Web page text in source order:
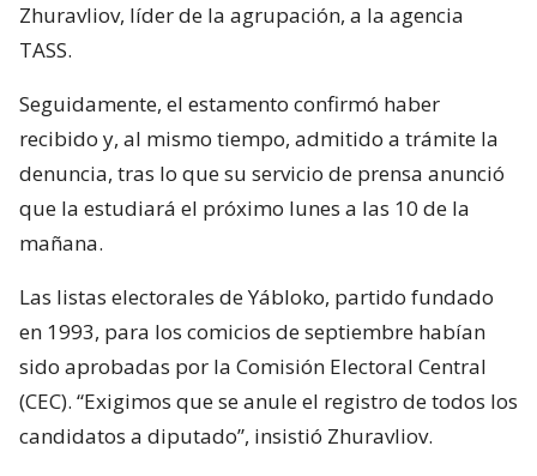
Zhuravliov, líder de la agrupación, a la agencia
TASS.
Seguidamente, el estamento confirmó haber
recibido y, al mismo tiempo, admitido a trámite la
denuncia, tras lo que su servicio de prensa anunció
que la estudiará el próximo lunes a las 10 de la
mañana.
Las listas electorales de Yábloko, partido fundado
en 1993, para los comicios de septiembre habían
sido aprobadas por la Comisión Electoral Central
(CEC). “Exigimos que se anule el registro de todos los
candidatos a diputado”, insistió Zhuravliov.